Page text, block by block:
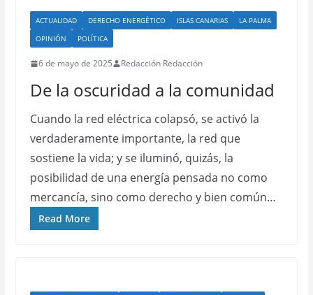
ACTUALIDAD DERECHO ENERGÉTICO ISLAS CANARIAS
LA PALMA
OPINIÓN
POLÍTICA
6 de mayo de 2025 Redacción Redacción
De la oscuridad a la comunidad
Cuando la red eléctrica colapsó, se activó la
verdaderamente importante, la red que
sostiene la vida; y se iluminó, quizás, la
posibilidad de una energía pensada no como
mercancía, sino como derecho y bien común…
Read More